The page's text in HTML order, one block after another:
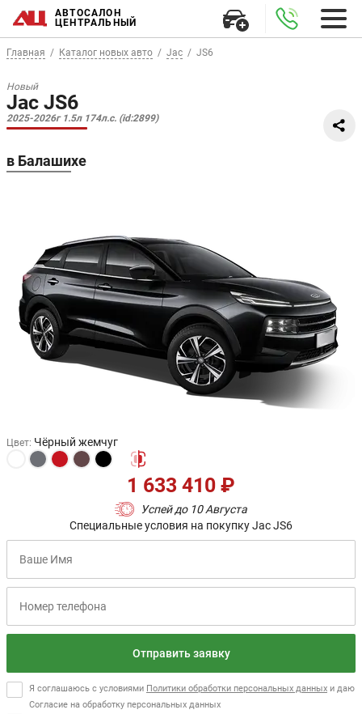
АВТОСАЛОН
ЦЕНТРАЛЬНЫЙ
Главная Каталог новых авто Jac JS6
Новый
Jac JS6
2025-2026г 1.5л 174л.с. (id:2899)
в Балашихе
Цвет: Чёрный жемчуг
Успей до 10 Августа
1 633 410 ₽
Специальные условия на покупку Jac JS6
Отправить заявку
Я соглашаюсь с условиями Политики обработки персональных данных и даю
Согласие на обработку персональных данных